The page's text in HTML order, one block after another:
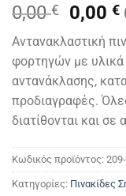
0,00€
price
was:
0,00
0,00€
Αντανακλαστική
φορτηγών με υλικά
αντανάκλασης,
προδιαγραφές.
διατίθονται και σε
Κωδικός προϊόντος:
Κατηγορίες: Πινακίδες